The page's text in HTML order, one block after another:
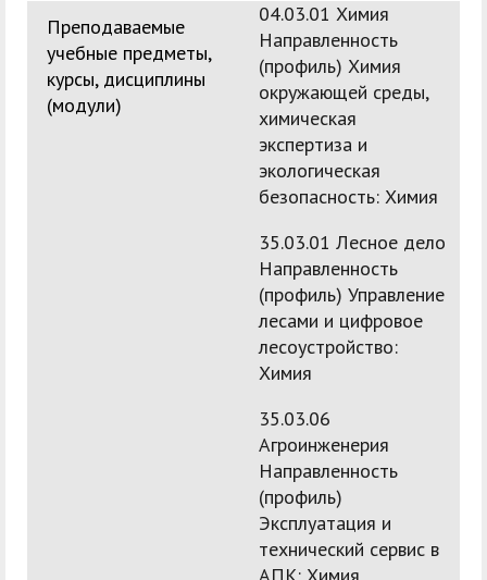
Преподаваемые
учебные предметы,
курсы, дисциплины
(модули)
04.03.01 Химия
Направленность
(профиль) Химия
окружающей среды,
химическая
экспертиза и
экологическая
безопасность: Химия
35.03.01 Лесное дело
Направленность
(профиль) Управление
лесами и цифровое
лесоустройство:
Химия
35.03.06
Агроинженерия
Направленность
(профиль)
Эксплуатация и
технический сервис в